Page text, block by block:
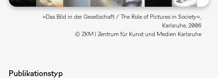
»Das Bild in der Gesellschaft / The Role of Pictures in Society«,
Karlsruhe, 2006
© ZKM | Zentrum für Kunst und Medien Karlsruhe
Publikationstyp